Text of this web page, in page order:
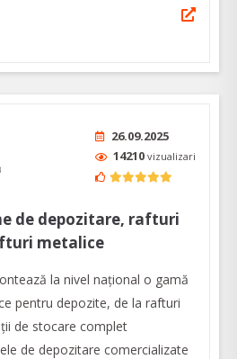
26.09.2025
14210 vizualizari
de depozitare, rafturi
metalice
la nivel național o gamă
pentru depozite, de la rafturi
de stocare complet
de depozitare comercializate